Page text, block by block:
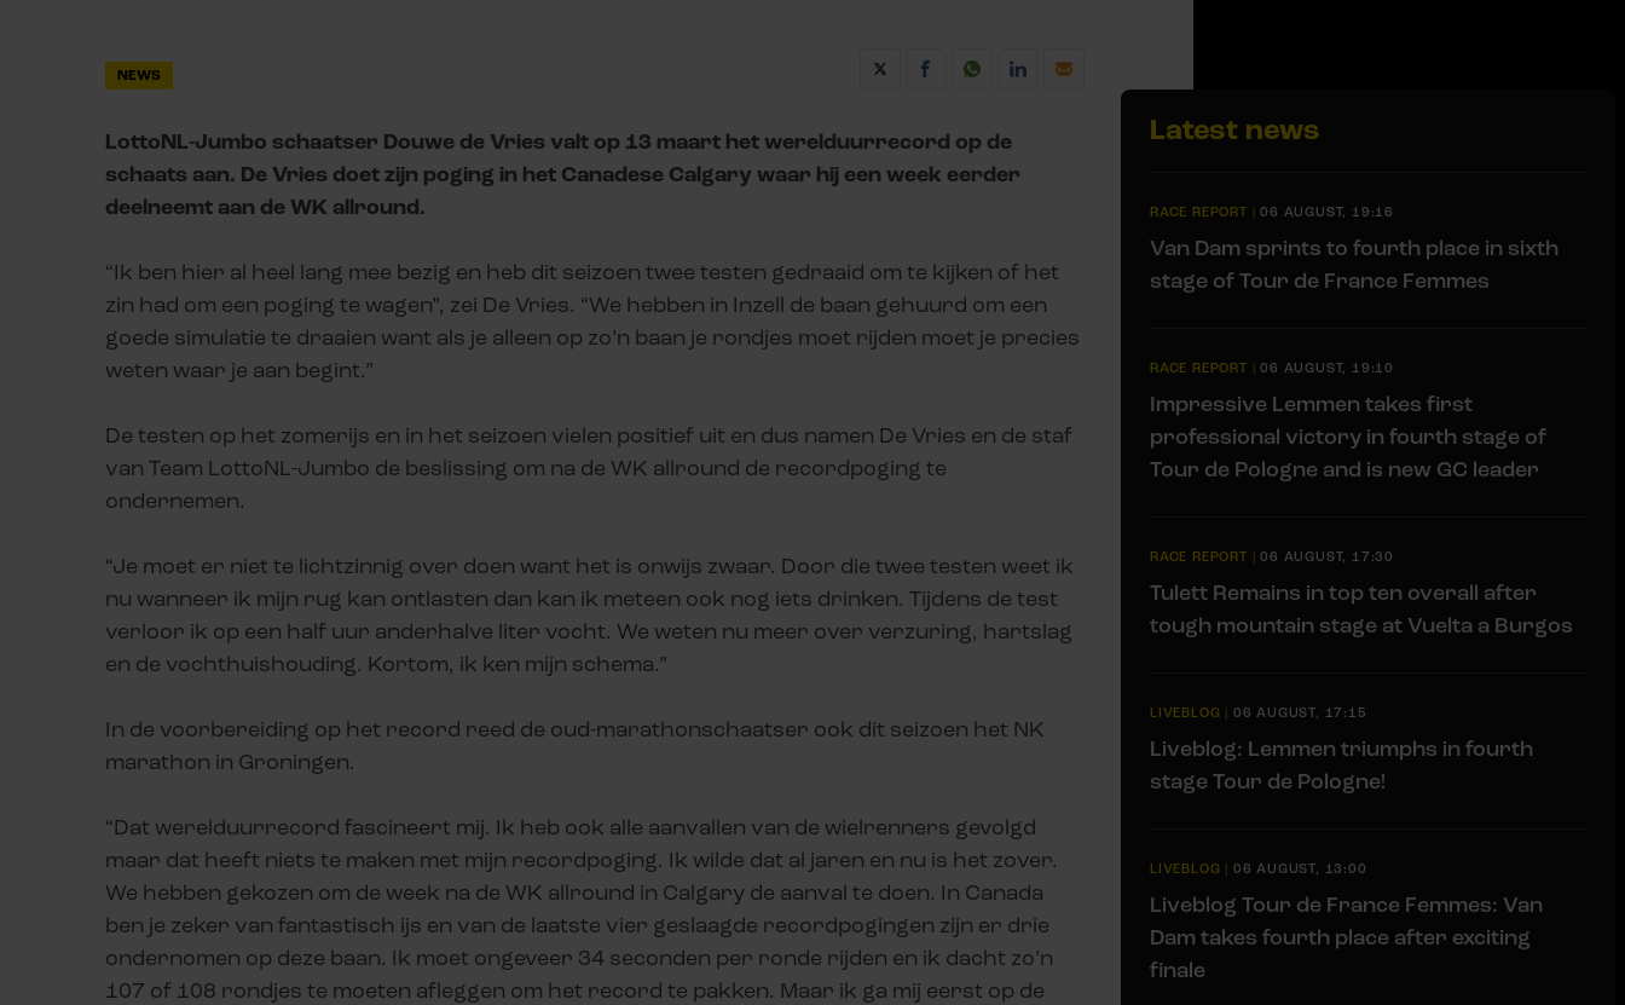
NEWS
LottoNL-Jumbo schaatser Douwe de Vries valt op 13 maart het werelduurrecord op de
schaats aan. De Vries doet zijn poging in het Canadese Calgary waar hij een week eerder
deelneemt aan de WK allround.
“Ik ben hier al heel lang mee bezig en heb dit seizoen twee testen gedraaid om te kijken of het
zin had om een poging te wagen”, zei De Vries. “We hebben in Inzell de baan gehuurd om een
goede simulatie te draaien want als je alleen op zo’n baan je rondjes moet rijden moet je precies
weten waar je aan begint.”
De testen op het zomerijs en in het seizoen vielen positief uit en dus namen De Vries en de staf
van Team LottoNL-Jumbo de beslissing om na de WK allround de recordpoging te
ondernemen.
“Je moet er niet te lichtzinnig over doen want het is onwijs zwaar. Door die twee testen weet ik
nu wanneer ik mijn rug kan ontlasten dan kan ik meteen ook nog iets drinken. Tijdens de test
verloor ik op een half uur anderhalve liter vocht. We weten nu meer over verzuring, hartslag
en de vochthuishouding. Kortom, ik ken mijn schema.”
In de voorbereiding op het record reed de oud-marathonschaatser ook dit seizoen het NK
marathon in Groningen.
“Dat werelduurrecord fascineert mij. Ik heb ook alle aanvallen van de wielrenners gevolgd
maar dat heeft niets te maken met mijn recordpoging. Ik wilde dat al jaren en nu is het zover.
We hebben gekozen om de week na de WK allround in Calgary de aanval te doen. In Canada
ben je zeker van fantastisch ijs en van de laatste vier geslaagde recordpogingen zijn er drie
ondernomen op deze baan. Ik moet ongeveer 34 seconden per ronde rijden en ik dacht zo’n
107 of 108 rondjes te moeten afleggen om het record te pakken. Maar ik ga mij eerst op de
Latest news
RACE REPORT |06 AUGUST, 19:16
Van Dam sprints to fourth place in sixth
stage of Tour de France Femmes
RACE REPORT |06 AUGUST, 19:10
Impressive Lemmen takes first
professional victory in fourth stage of
Tour de Pologne and is new GC leader
RACE REPORT |06 AUGUST, 17:30
Tulett Remains in top ten overall after
tough mountain stage at Vuelta a Burgos
LIVEBLOG | 06 AUGUST, 17:15
Liveblog: Lemmen triumphs in fourth
stage Tour de Pologne!
LIVEBLOG | 06 AUGUST, 13:00
Liveblog Tour de France Femmes: Van
Dam takes fourth place after exciting
finale